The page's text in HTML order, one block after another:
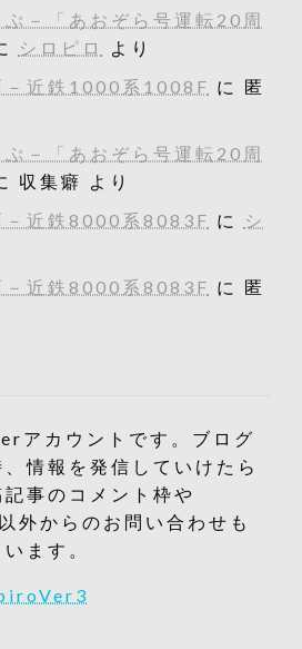
ぷ－「あおぞら号運転20周
シロピロ
より
－近鉄1000系1008F に 匿
ぷ－「あおぞら号運転20周
収集癖
より
－近鉄8000系8083F に
シ
－近鉄8000系8083F に 匿
アカウントです。ブログ
情報を発信していけたら
事のコメント枠や
以外からのお問い合わせも
ます。